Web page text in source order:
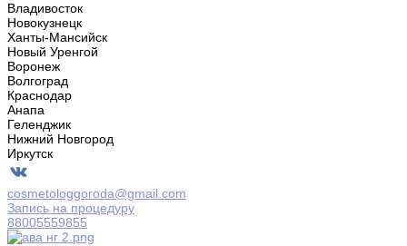
Владивосток
Новокузнецк
Ханты-Мансийск
Новый Уренгой
Воронеж
Волгоград
Краснодар
Анапа
Геленджик
Нижний Новгород
Иркутск
cosmetologgoroda@gmail.com
Запись на процедуру
88005559855